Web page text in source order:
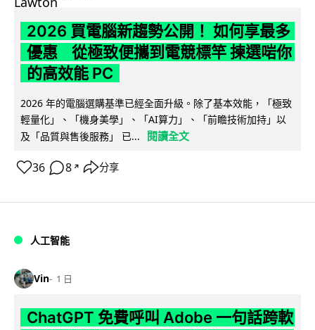
2026 買電腦新趨勢公開！ 如何享最多
優惠 從極致便攜到電競標竿 揀選啱你
的高效能 PC
2026 年的電腦選購基準已經全面升級。除了基本效能，「極致
輕量化」、「機身美學」、「AI算力」、「前瞻技術加持」以
及「品質與售後服務」 已...
閱讀全文
36 8 ↗ 分享
人工智能
Vin 1 日
ChatGPT 免費呼叫 Adobe 一句話跨軟